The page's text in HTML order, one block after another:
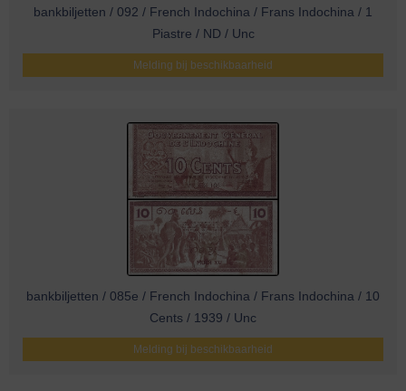
bankbiljetten / 092 / French Indochina / Frans Indochina / 1
Piastre / ND / Unc
Melding bij beschikbaarheid
bankbiljetten / 085e / French Indochina / Frans Indochina / 10
Cents / 1939 / Unc
Melding bij beschikbaarheid